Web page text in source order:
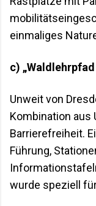
einmaliges
c)
Unweit von
Kombination aus
Barrierefreiheit.
Führung,
wurde speziell